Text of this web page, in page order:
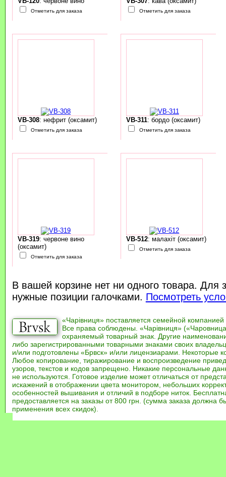
Отметить для заказа Отметить для заказа
VB-308: нефрит (оксамит)
Отметить для заказа
VB-311: бордо (оксамит)
Отметить для заказа
VB-319: червоне вино
(оксамит)
Отметить для заказа
VB-512: малахіт (оксамит)
Отметить для заказа
В вашей корзине нет ни одного товара. Для
нужные позиции галочками. Посмотреть
«Чарівниця» поставляется семейной компанией
Все права соблюдены. «Чарівниця»
охраняемый товарный знак. Другие
либо зарегистрированными товарными знаками своих
и/или подготовлены «Брвск» и/или лицензиарами. Некоторые
Любое копирование, тиражирование и воспроизведение
узоров, текстов и кодов запрещено. Никакие персональные
не используются. Готовое изделие может отличаться от
искажений в отображении цвета монитором, небольших
особенностей вышивания и отличий в подборе ниток.
предоставляется на заказы от 800 грн. (сумма заказа должна
применения всех скидок).